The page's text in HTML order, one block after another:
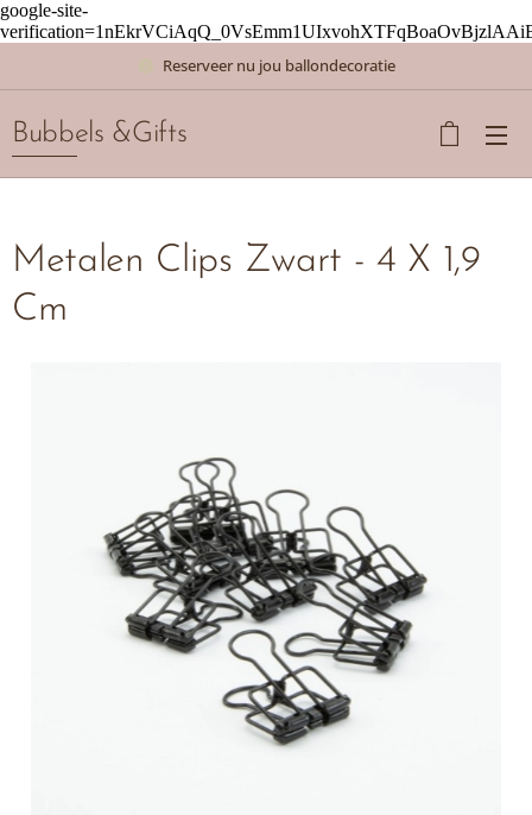
google-site-
Reserveer nu jou ballondecoratie
Bubbels &Gifts
Metalen Clips Zwart - 4 X 1,9
Cm